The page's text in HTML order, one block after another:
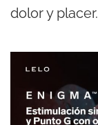
dolor y placer.